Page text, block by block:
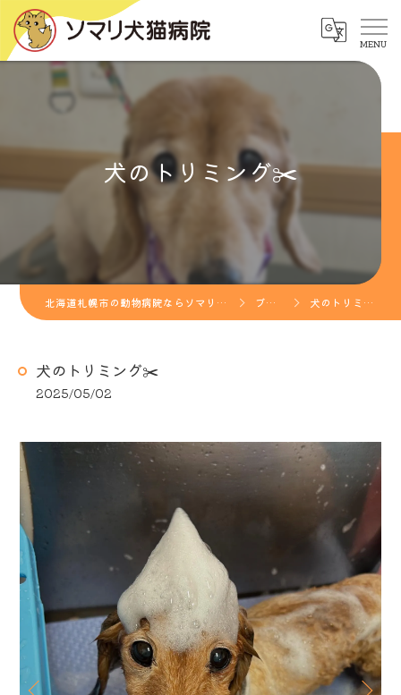
犬のトリミング✂️
北海道札幌市の動物病院ならソマリ犬猫病院 ブログ 犬のトリミング✂️
犬のトリミング✂️
2025/05/02